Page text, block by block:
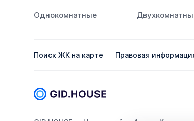
Однокомнатные
Поиск ЖК на карте Правовая